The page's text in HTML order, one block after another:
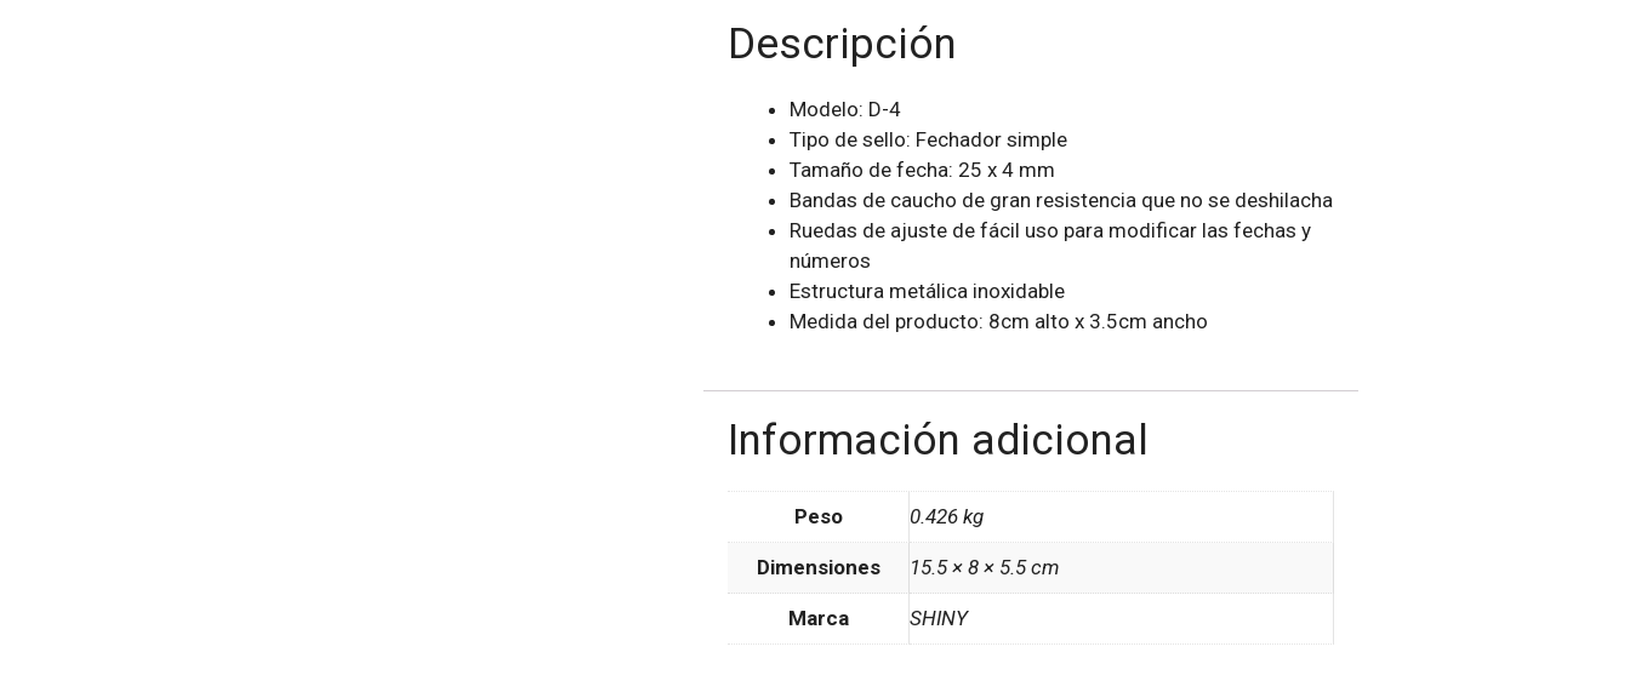
Descripción
Modelo: D-4
Tipo de sello: Fechador simple
Tamaño de fecha: 25 x 4 mm
Bandas de caucho de gran resistencia que no se deshilacha
Ruedas de ajuste de fácil uso para modificar las fechas y
números
Estructura metálica inoxidable
Medida del producto: 8cm alto x 3.5cm ancho
Información adicional
Peso 0.426 kg
Dimensiones 15.5 × 8 × 5.5 cm
Marca SHINY